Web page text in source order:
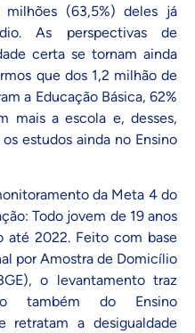
(63,5%) deles já
As perspectivas de
certa se tornam ainda
que dos 1,2 milhão de
a Educação Básica, 62%
mais a escola e, desses,
estudos ainda no Ensino
da Meta 4 do
Todo jovem de 19 anos
até 2022. Feito com base
por Amostra de Domicílio
o levantamento traz
também do Ensino
retratam a desigualdade